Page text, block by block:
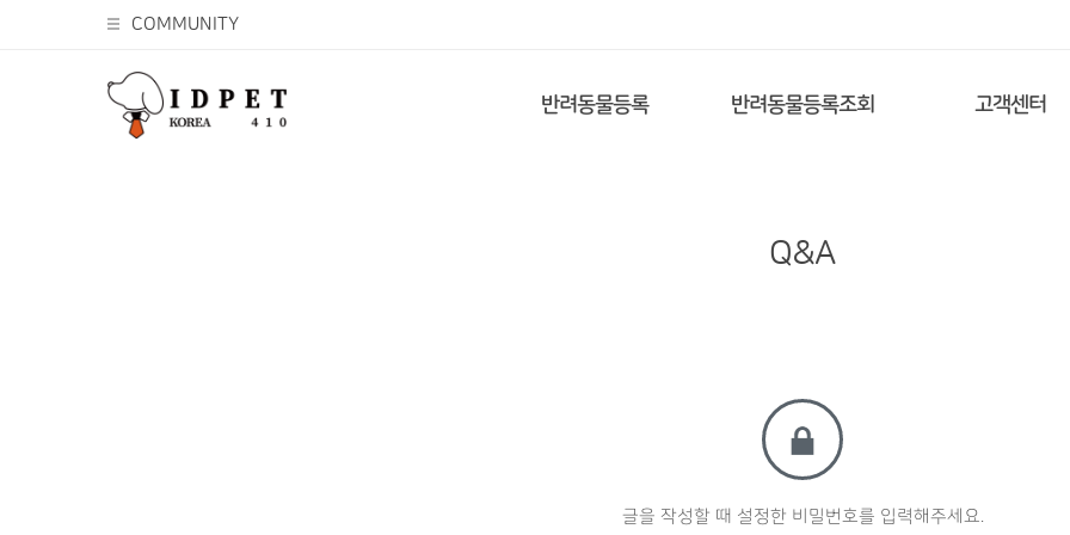
COMMUNITY
반려동물등록 반려동물등록조회 고객센터
Q&A
글을 작성할 때 설정한 비밀번호를 입력해주세요.